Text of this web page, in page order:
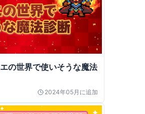
の世界で使いそうな魔法
2024年05月 に追加